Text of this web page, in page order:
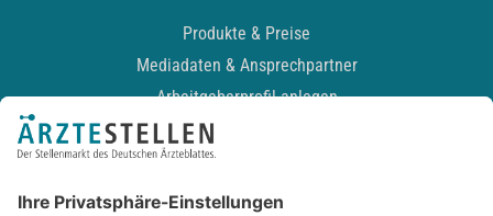
Produkte & Preise
Mediadaten & Ansprechpartner
Arbeitgeberprofil anlegen
Recruiting-Podcast